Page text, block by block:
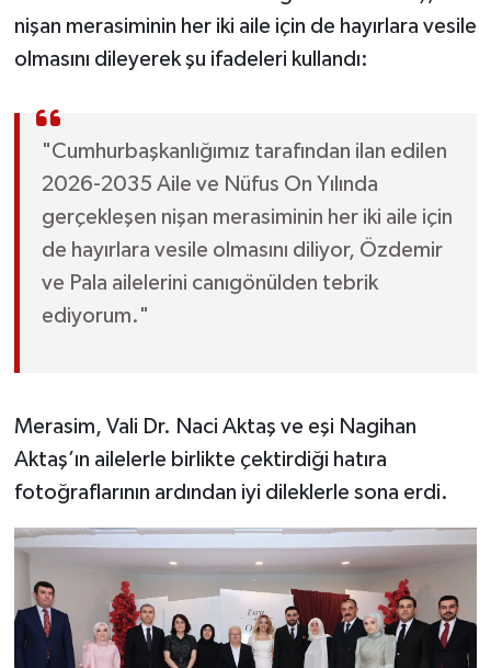
nişan merasiminin her iki aile için de hayırlara vesile
olmasını dileyerek şu ifadeleri kullandı:
"Cumhurbaşkanlığımız tarafından ilan edilen
2026-2035 Aile ve Nüfus On Yılında
gerçekleşen nişan merasiminin her iki aile için
de hayırlara vesile olmasını diliyor, Özdemir
ve Pala ailelerini canıgönülden tebrik
ediyorum."
Merasim, Vali Dr. Naci Aktaş ve eşi Nagihan
Aktaş’ın ailelerle birlikte çektirdiği hatıra
fotoğraflarının ardından iyi dileklerle sona erdi.